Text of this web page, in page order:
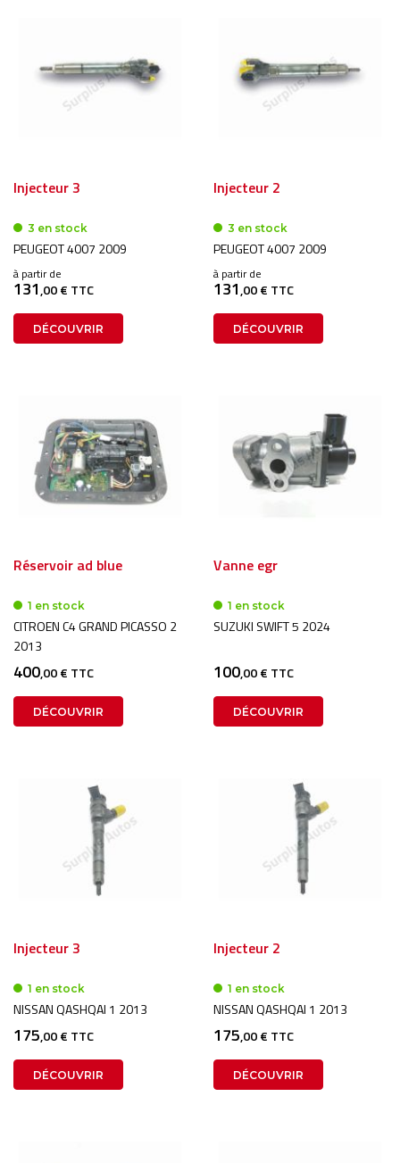
Injecteur 3
3 en stock
PEUGEOT 4007 2009
à partir de
131,00 € TTC
DÉCOUVRIR
Injecteur 2
3 en stock
PEUGEOT 4007 2009
à partir de
131,00 € TTC
DÉCOUVRIR
Réservoir ad blue
1 en stock
CITROEN C4 GRAND PICASSO 2
2013
400,00 € TTC
DÉCOUVRIR
Vanne egr
1 en stock
SUZUKI SWIFT 5 2024
100,00 € TTC
DÉCOUVRIR
Injecteur 3
1 en stock
NISSAN QASHQAI 1 2013
175,00 € TTC
DÉCOUVRIR
Injecteur 2
1 en stock
NISSAN QASHQAI 1 2013
175,00 € TTC
DÉCOUVRIR